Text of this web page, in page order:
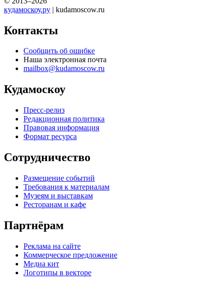
кудамоскоу.ру | kudamoscow.ru
Контакты
Сообщить об ошибке
Наша электронная почта
mailbox@kudamoscow.ru
Кудамоскоу
Пресс-релиз
Редакционная политика
Правовая информация
Формат ресурса
Сотрудничество
Размещение событий
Требования к материалам
Музеям и выставкам
Ресторанам и кафе
Партнёрам
Реклама на сайте
Коммерческое предложение
Медиа кит
Логотипы в векторе